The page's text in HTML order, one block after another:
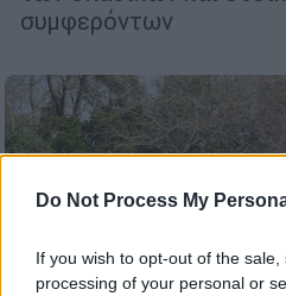
Do Not Process My
If you wish to opt-out of the
processing of your personal or
συμφερόντων